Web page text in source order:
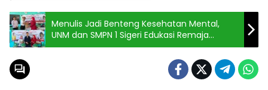
Menulis Jadi Benteng Kesehatan Mental,
UNM dan SMPN 1 Sigeri Edukasi Remaja
Hadapi Tekanan Era Digital